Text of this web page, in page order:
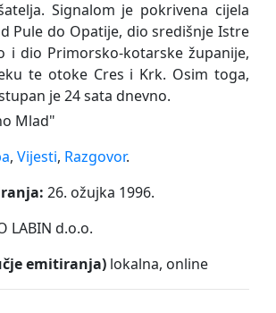
Signalom je pokrivena cijela
Pule do Opatije, dio središnje Istre
i dio Primorsko-kotarske županije,
te otoke Cres i Krk. Osim toga,
je 24 sata dnevno.
Mlad"
, Vijesti, Razgovor.
26. ožujka 1996.
LABIN d.o.o.
emitiranja) lokalna, online